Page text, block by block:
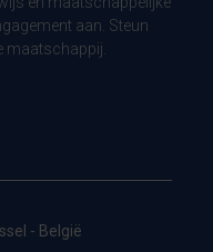
aan. Steun
maatschappij.
- België